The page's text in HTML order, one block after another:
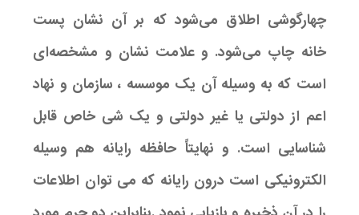
چهارگوشی اطلاق می‌شود که بر آن نشان پست
خانه چاپ می‌شود. و علامت نشان و مشخصه‌ای
است که به وسیله آن یک موسسه ، سازمان و نهاد
اعم از دولتی یا غیر دولتی و یک شی خاص قابل
شناسایی است. و نهایتاً حافظه رایانه هم وسیله
الکترونیکی است درون رایانه که می توان اطلاعات